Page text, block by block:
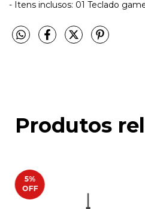
- Itens inclusos: 01 Teclado
Produtos
5%
OFF